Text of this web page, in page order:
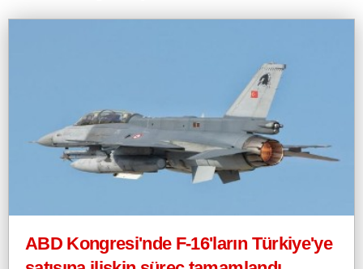
ABD Kongresi'nde F-16'ların Türkiye'ye